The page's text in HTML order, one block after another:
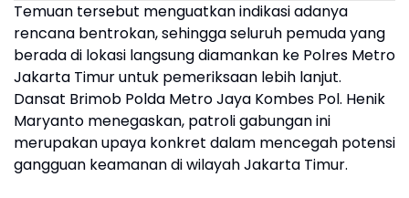
Temuan tersebut menguatkan indikasi adanya
rencana bentrokan, sehingga seluruh pemuda yang
berada di lokasi langsung diamankan ke Polres Metro
Jakarta Timur untuk pemeriksaan lebih lanjut.
Dansat Brimob Polda Metro Jaya Kombes Pol. Henik
Maryanto menegaskan, patroli gabungan ini
merupakan upaya konkret dalam mencegah potensi
gangguan keamanan di wilayah Jakarta Timur.